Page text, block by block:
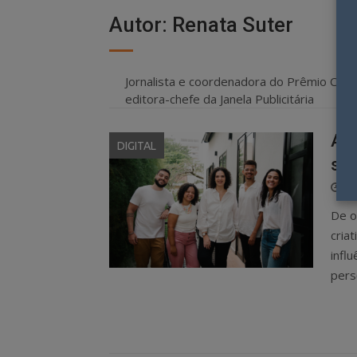
Autor: Renata Suter
Jornalista e coordenadora do Prêmio
editora-chefe da Janela Publicitária
DIGITAL
De